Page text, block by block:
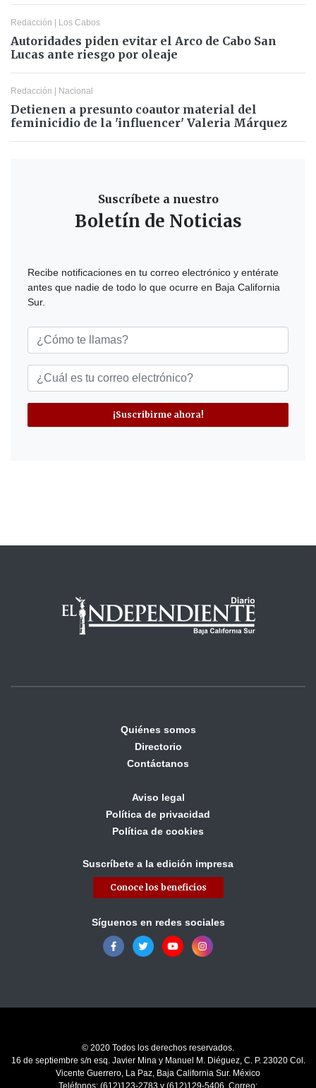
Redacción | Los Cabos
Autoridades piden evitar el Arco de Cabo San
Lucas ante riesgo por oleaje
Redacción | Nacional
Detienen a presunto coautor material del
feminicidio de la 'influencer' Valeria Márquez
Suscríbete a nuestro
Boletín de Noticias
Recibe notificaciones en tu correo electrónico y entérate
antes que nadie de todo lo que ocurre en Baja California
Sur.
¡Suscribirme ahora!
Quiénes somos
Directorio
Contáctanos
Aviso legal
Política de privacidad
Política de cookies
Suscríbete a la edición impresa
Conoce los beneficios
Síguenos en redes sociales
© 2020 Todos los derechos reservados.
16 de septiembre s/n esq. Javier Mina y Manuel M. Diéguez, C. P. 23020 Col.
Vicente Guerrero, La Paz, Baja California Sur. México
Teléfonos: (612)123-2783 y (612)129-5406, Correo: